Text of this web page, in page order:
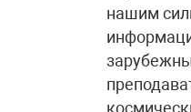
нашим